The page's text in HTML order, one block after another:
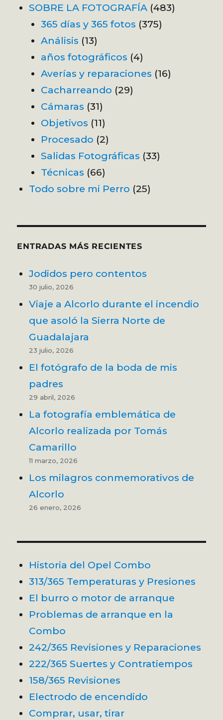
SOBRE LA FOTOGRAFÍA (483)
365 días y 365 fotos (375)
Análisis (13)
años fotográficos (4)
Averías y reparaciones (16)
Cacharreando (29)
Cámaras (31)
Objetivos (11)
Procesado (2)
Salidas Fotográficas (33)
Técnicas (66)
Todo sobre mi Perro (25)
ENTRADAS MÁS RECIENTES
Jodidos pero contentos
30 julio, 2026
Viaje a Alcorlo durante el incendio
que asoló la Sierra Norte de
Guadalajara
23 julio, 2026
El fotógrafo de la boda de mis
padres
29 abril, 2026
La fotografía emblemática de
Alcorlo realizada por Tomás
Camarillo
11 marzo, 2026
Los milagros conmemorativos de
Alcorlo
26 enero, 2026
Historia del Opel Combo
313/365 Temperaturas y Presiones
El burro o motor de arranque
Problemas de arranque en la
Combo
242/365 Revisiones y Reparaciones
222/365 Suertes y Contratiempos
158/365 Revisiones
Electrodo de encendido
Comprar, usar, tirar